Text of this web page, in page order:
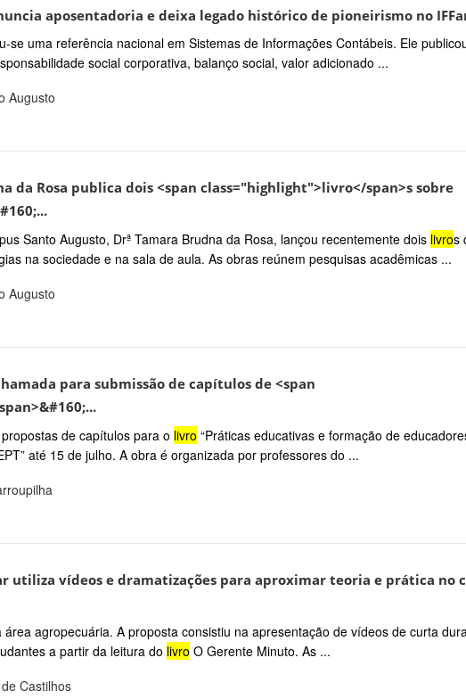
aposentadoria e deixa legado histórico de pioneirismo no
se uma referência nacional em Sistemas de Informações Contábeis. Ele
social corporativa, balanço social, valor adicionado ...
Augusto
da Rosa publica dois <span class="highlight">livro</span>s sobre
Santo Augusto, Drª Tamara Brudna da Rosa, lançou recentemente dois livros
na sociedade e na sala de aula. As obras reúnem pesquisas acadêmicas ...
Augusto
para submissão de capítulos de <span
de capítulos para o livro “Práticas educativas e formação de
até 15 de julho. A obra é organizada por professores do ...
vídeos e dramatizações para aproximar teoria e prática no
agropecuária. A proposta consistiu na apresentação de vídeos de curta
a partir da leitura do livro O Gerente Minuto. As ...
Castilhos